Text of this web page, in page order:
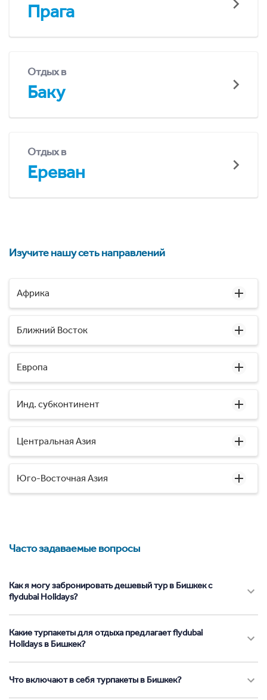
Прага
Отдых в
Баку
Отдых в
Ереван
Изучите нашу сеть направлений
Африка
Ближний Восток
Европа
Инд. субконтинент
Центральная Азия
Юго-Восточная Азия
Часто задаваемые вопросы
Как я могу забронировать дешевый тур в Бишкек с
flydubai Holidays?
Какие турпакеты для отдыха предлагает flydubai
Holidays в Бишкек?
Что включают в себя турпакеты в Бишкек?